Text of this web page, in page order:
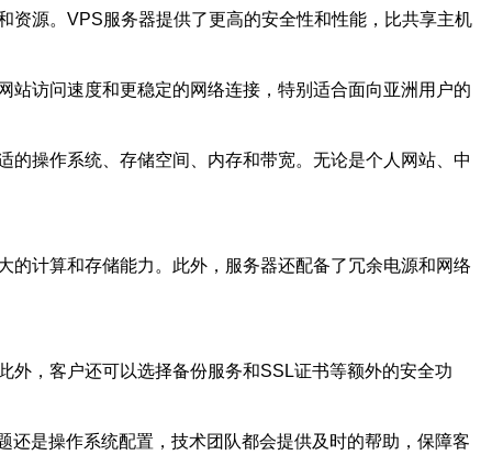
资源。VPS服务器提供了更高的安全性和性能，比共享主机
访问速度和更稳定的网络连接，特别适合面向亚洲用户的
操作系统、存储空间、内存和带宽。无论是个人网站、中
的计算和存储能力。此外，服务器还配备了冗余电源和网络
外，客户还可以选择备份服务和SSL证书等额外的安全功
是操作系统配置，技术团队都会提供及时的帮助，保障客